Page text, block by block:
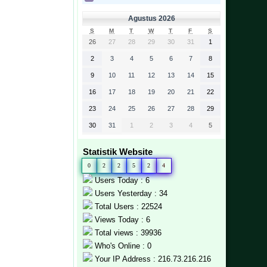
Agustus 2026
S M T W T F S
26 27 28 29 30 31 1
2 3 4 5 6 7 8
9 10 11 12 13 14 15
16 17 18 19 20 21 22
23 24 25 26 27 28 29
30 31 1 2 3 4 5
Statistik Website
0 2 2 5 2 4
Users Today : 6
Users Yesterday : 34
Total Users : 22524
Views Today : 6
Total views : 39936
Who's Online : 0
Your IP Address : 216.73.216.216